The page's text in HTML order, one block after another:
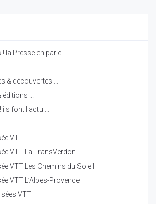
la Presse en parle
& découvertes ...
éditions ...
ils font l'actu ...
VTT
VTT La TransVerdon
VTT Les Chemins du Soleil
VTT L’Alpes-Provence
VTT